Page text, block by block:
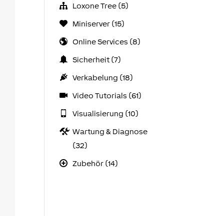
Loxone Tree (5)
Miniserver (15)
Online Services (8)
Sicherheit (7)
Verkabelung (18)
Video Tutorials (61)
Visualisierung (10)
Wartung & Diagnose
(32)
Zubehör (14)